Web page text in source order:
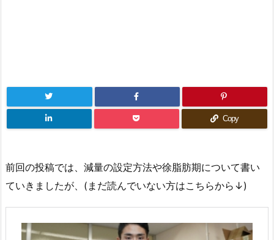
Copy
前回の投稿では、減量の設定方法や徐脂肪期について書い
ていきましたが、(まだ読んでいない方はこちらから↓)